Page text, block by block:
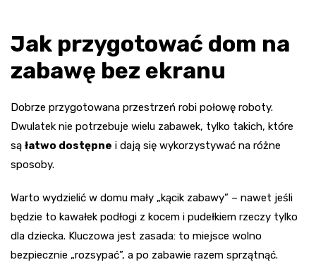
Jak przygotować dom na
zabawę bez ekranu
Dobrze przygotowana przestrzeń robi połowę roboty.
Dwulatek nie potrzebuje wielu zabawek, tylko takich, które
są łatwo dostępne i dają się wykorzystywać na różne
sposoby.
Warto wydzielić w domu mały „kącik zabawy” – nawet jeśli
będzie to kawałek podłogi z kocem i pudełkiem rzeczy tylko
dla dziecka. Kluczowa jest zasada: to miejsce wolno
bezpiecznie „rozsypać”, a po zabawie razem sprzątnąć.